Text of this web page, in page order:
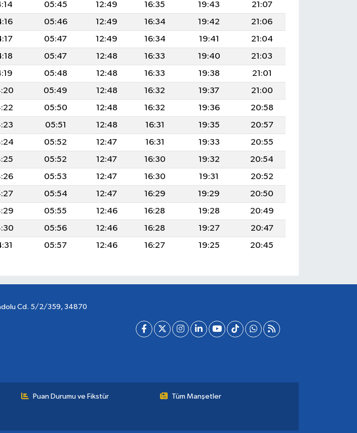
05:45 12:49 16:35 19:43
21:07
05:46 12:49 16:34 19:42
21:06
05:47 12:49 16:34 19:41
21:04
05:47 12:48 16:33 19:40
21:03
05:48 12:48 16:33 19:38
21:01
05:49 12:48 16:32 19:37
21:00
05:50 12:48 16:32 19:36
20:58
05:51 12:48 16:31 19:35
20:57
05:52 12:47 16:31 19:33
20:55
05:52 12:47 16:30 19:32
20:54
05:53 12:47 16:30 19:31
20:52
05:54 12:47 16:29 19:29
20:50
05:55 12:46 16:28 19:28
20:49
05:56 12:46 16:28 19:27
20:47
05:57 12:46 16:27 19:25 20:45
Cd. 5/2/359, 34870
Puan Durumu ve Fikstür Tüm Manşetler